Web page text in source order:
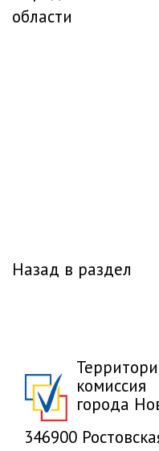
области
Назад в раздел
комиссия
города
346900